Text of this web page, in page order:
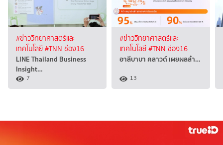
#ข่าววิทยาศาสตร์และ
เทคโนโลยี#TNN ช่อง16
LINE Thailand Business
Insight…
7
#ข่าววิทยาศาสตร์และ
เทคโนโลยี#TNN ช่อง16
อาลีบาบา คลาวด์ เผยผลสำ…
13